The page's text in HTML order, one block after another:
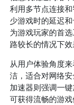
利用多节点连接
少游戏时的延迟
为游戏玩家的首
路较长的情况下效
从用户体验角度
洁，适合对网络
加速器则强调一
可获得流畅的游